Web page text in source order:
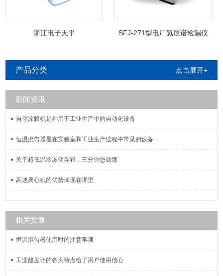
浙江电子天平 SFJ-271型电厂氦质谱检漏仪
产品分类 点击展开+
新闻资讯
自动涂膜机是种用于工业生产中的自动化设备
恒温混匀器是在实验室和工业生产过程中常见的设备
关于超低温冷冻储存箱，三分钟您就懂
高速离心机的优势体现在哪里
相关文章
恒温混匀器使用时的注意事项
工业酸度计的各大特点给了用户使用信心